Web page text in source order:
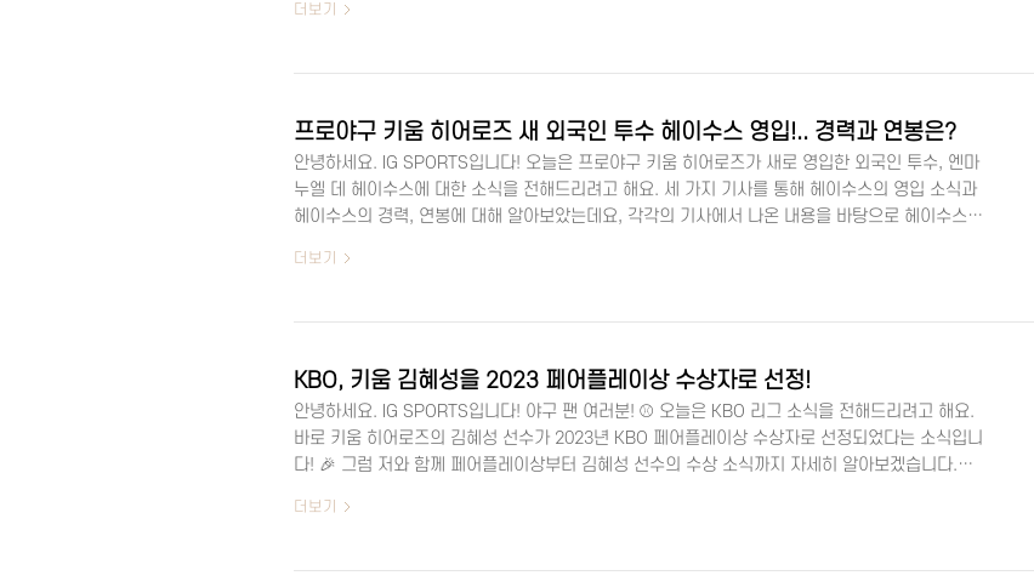
는데요, MLB 서울 개막전에 참가하는 LG와 키움은 8경기만 진행한다고 해요. 총 48경기의 열정적
원, 마산 구장에서 펼쳐집니다. 특히, LG와 KT, 삼성과 한화, SSG와 롯데 등의 경기가 기대되..
더보기
프로야구 키움 히어로즈 새 외국인 투수 헤이수스 영입!.. 경력과 연봉은?
안녕하세요. IG SPORTS입니다! 오늘은 프로야구 키움 히어로즈가 새로 영입한 외국인 투수, 엔마
누엘 데 헤이수스에 대한 소식을 전해드리려고 해요. 세 가지 기사를 통해 헤이수스의 영입 소식과
헤이수스의 경력, 연봉에 대해 알아보았는데요, 각각의 기사에서 나온 내용을 바탕으로 헤이수스의
스타그램 헤이수스 인스타그램 🌟 헤이수스의 영입 조건과 기대치 먼저 SBS 뉴스에 따르면, 키움
건으로 영입했다고 해요. 헤이수스는 미국 메이저리그에서의 짧은 경력과 마이너리그에서의 활약
더보기
KBO, 키움 김혜성을 2023 페어플레이상 수상자로 선정!
안녕하세요. IG SPORTS입니다! 야구 팬 여러분! ⚾ 오늘은 KBO 리그 소식을 전해드리려고 해요.
바로 키움 히어로즈의 김혜성 선수가 2023년 KBO 페어플레이상 수상자로 선정되었다는 소식입니
다! 🎉 그럼 저와 함께 페어플레이상부터 김혜성 선수의 수상 소식까지 자세히 알아보겠습니다.
플레이상은 KBO 정규시즌 동안 스포츠 정신을 바탕으로 진지한 경기 태도와 판정에 대한 승복으로
제정되었답니다. 김혜성 선수의 수상 🌟 김혜성 선수는 처음으로 페어플레이상을 받게 되었어요.
더보기